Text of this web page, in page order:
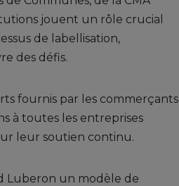
jouent un rôle crucial
de labellisation,
des défis.
fournis par les commerçants
à toutes les entreprises
leur soutien continu.
Luberon un modèle de